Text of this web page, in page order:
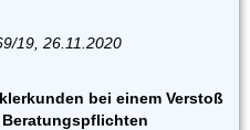
19, 26.11.2020
bei einem Verstoß